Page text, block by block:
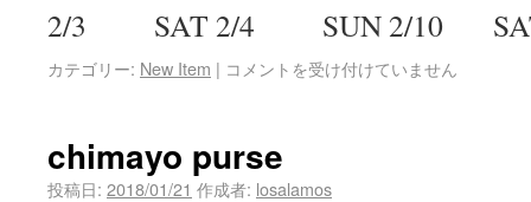
2/3 SAT 2/4 SUN 2/10
カテゴリー: New Item | コメントを受け付けていません
chimayo purse
投稿日: 2018/01/21 作成者: losalamos